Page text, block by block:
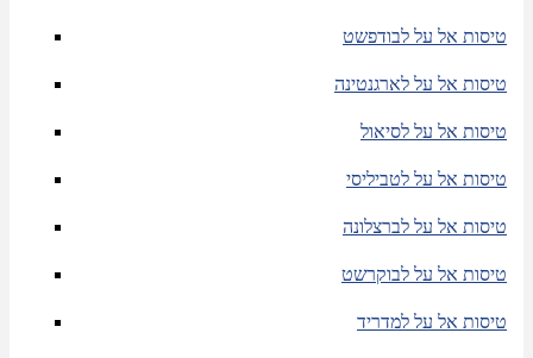
טיסות אל על לבודפשט
טיסות אל על לארגנטינה
טיסות אל על לסיאול
טיסות אל על לטביליסי
טיסות אל על לברצלונה
טיסות אל על לבוקרשט
טיסות אל על למדריד